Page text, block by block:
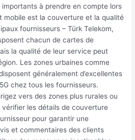
importants à prendre en compte lors
mobile est la couverture et la qualité
fournisseurs – Türk Telekom,
chacun de cartes de
la qualité de leur service peut
Les zones urbaines comme
généralement d’excellentes
chez tous les fournisseurs.
vers des zones plus rurales ou
vérifier les détails de couverture
pour garantir une
et commentaires des clients